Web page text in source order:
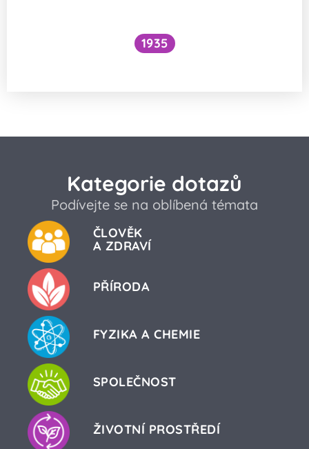
1935
Kategorie dotazů
Podívejte se na oblíbená témata
ČLOVĚK
A ZDRAVÍ
PŘÍRODA
FYZIKA A CHEMIE
SPOLEČNOST
ŽIVOTNÍ PROSTŘEDÍ